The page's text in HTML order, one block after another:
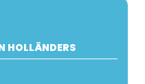
HOLLÄNDERS